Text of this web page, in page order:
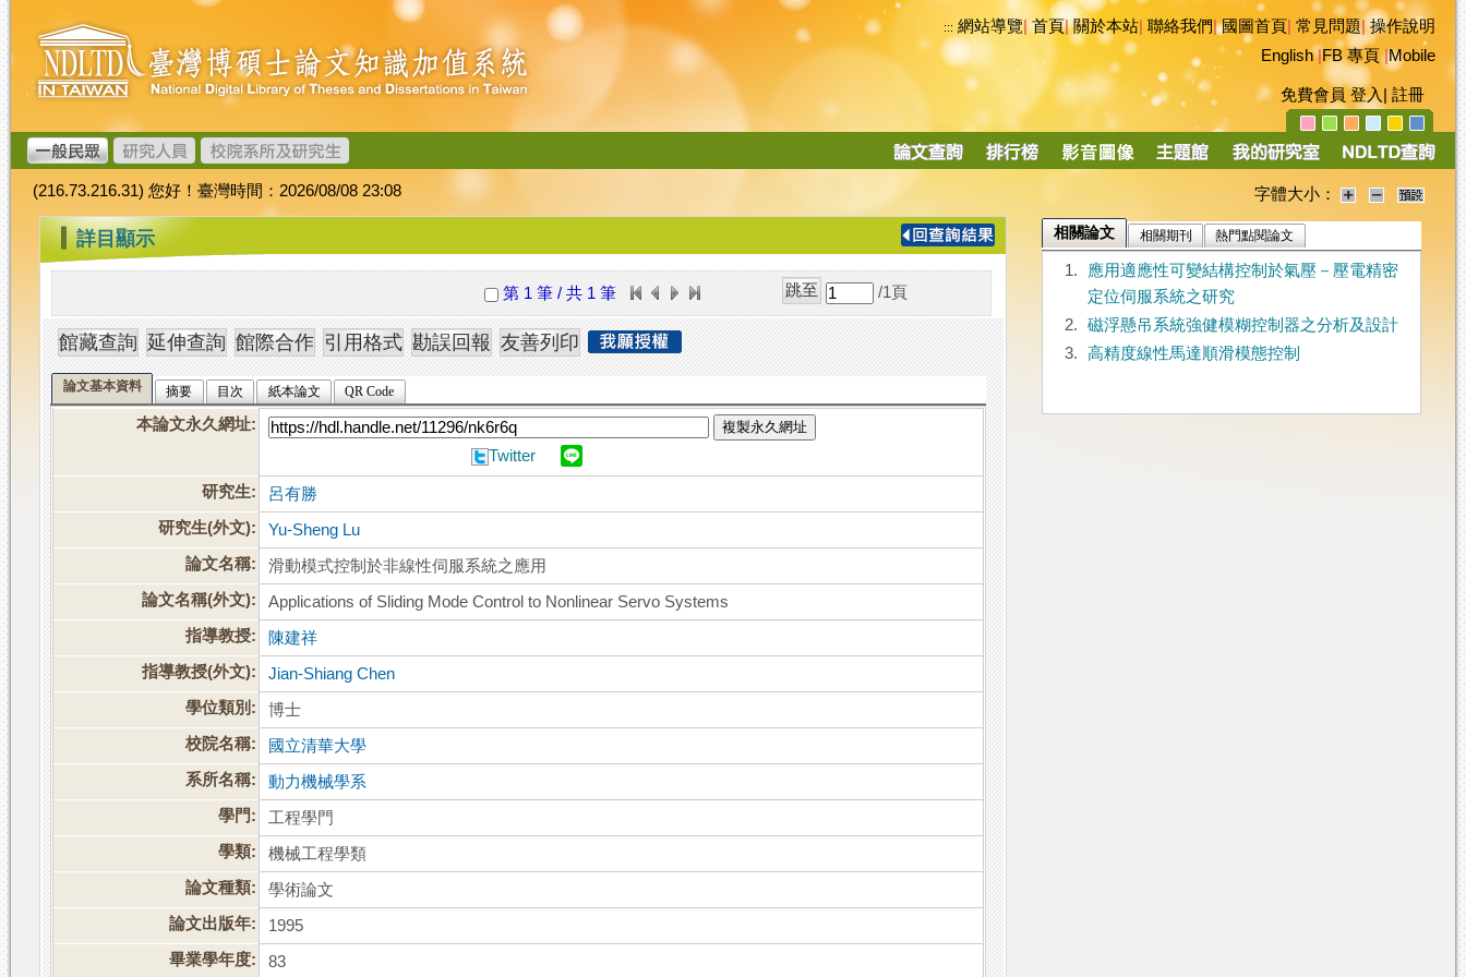
跳
到
主
要
內
容
臺
灣
博
碩
士
論
文
加
值
系
統
::: 網站導覽|首頁|關於本站 聯絡我們|國圖首頁 常見問題|操作說明
English|FB 專頁|Mobile
免費會員 登入 註冊
導
(216.73.216.31) 您好！臺灣時間：2026/08/08 23:08 字體大小：
::: 詳目顯示
第 1 筆 / 共 1 筆 /1 頁
論文基本資料 摘要 目次 紙本論文 QR Code
本論文永久網址: 複製永久網址
Twitter
研究生:
呂有勝
研究生(外文):
Yu-Sheng Lu
論文名稱:
滑動模式控制於非線性伺服系統之應用
論文名稱(外文):
Applications of Sliding Mode Control to Nonlinear Servo Systems
指導教授:
陳建祥
指導教授(外文):
Jian-Shiang Chen
學位類別:
博士
校院名稱:
國立清華大學
系所名稱:
動力機械學系
學門:
工程學門
學類:
機械工程學類
論文種類:
學術論文
論文出版年:
1995
畢業學年度:
83
相關論文 相關期刊 熱門點閱論文
1.
應用適應性可變結構控制於氣壓－壓電精密
定位伺服系統之研究
2.
磁浮懸吊系統強健模糊控制器之分析及設計
3.
高精度線性馬達順滑模態控制